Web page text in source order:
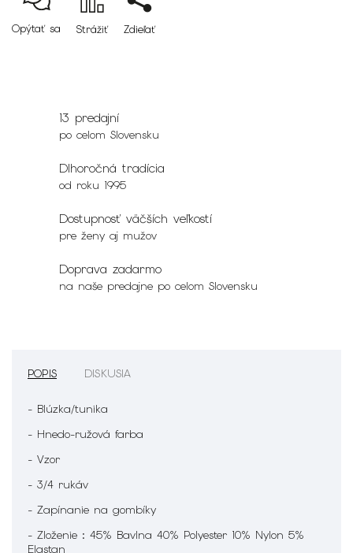
Opýtať sa Strážiť Zdieľať
13 predajní
po celom Slovensku
Dlhoročná tradícia
od roku 1995
Dostupnosť väčších veľkostí
pre ženy aj mužov
Doprava zadarmo
na naše predajne po celom Slovensku
POPIS DISKUSIA
- Blúzka/tunika
- Hnedo-ružová farba
- Vzor
- 3/4 rukáv
- Zapínanie na gombíky
- Zloženie : 45% Bavlna 40% Polyester 10% Nylon 5%
Elastan